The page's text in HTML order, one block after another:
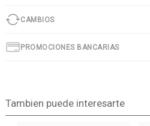
CAMBIOS
PROMOCIONES BANCARIAS
Tambien puede interesarte